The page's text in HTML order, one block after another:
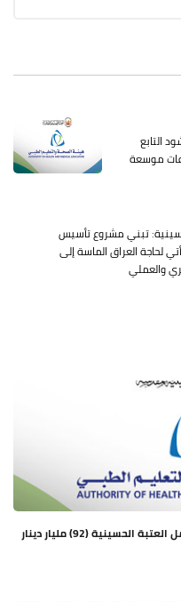
التابع
موسعة
تبني مشروع تأسيس
لحاجة العراق الماسة إلى
والعملي
هيئة الصحة والتعليم الطبي تكشف عن تحمل العتبة الحسينية (92) مليار دينار